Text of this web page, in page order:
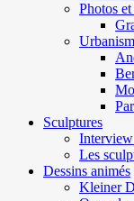
Photos
Sculptures
Les
Dessins animés
Kleiner